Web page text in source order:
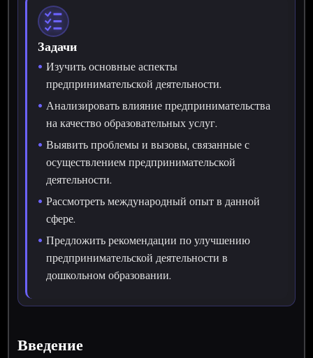
Задачи
Изучить основные аспекты
предпринимательской деятельности.
Анализировать влияние предпринимательства
на качество образовательных услуг.
Выявить проблемы и вызовы, связанные с
осуществлением предпринимательской
деятельности.
Рассмотреть международный опыт в данной
сфере.
Предложить рекомендации по улучшению
предпринимательской деятельности в
дошкольном образовании.
Введение